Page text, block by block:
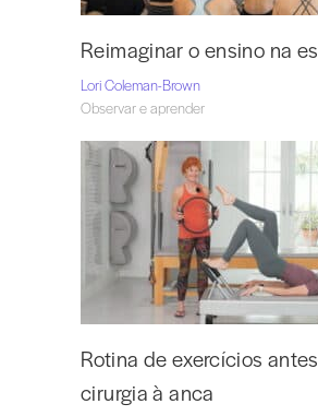
Reimaginar o ensino na
Lori Coleman-Brown
Observar e aprender
Rotina de exercícios
cirurgia à anca